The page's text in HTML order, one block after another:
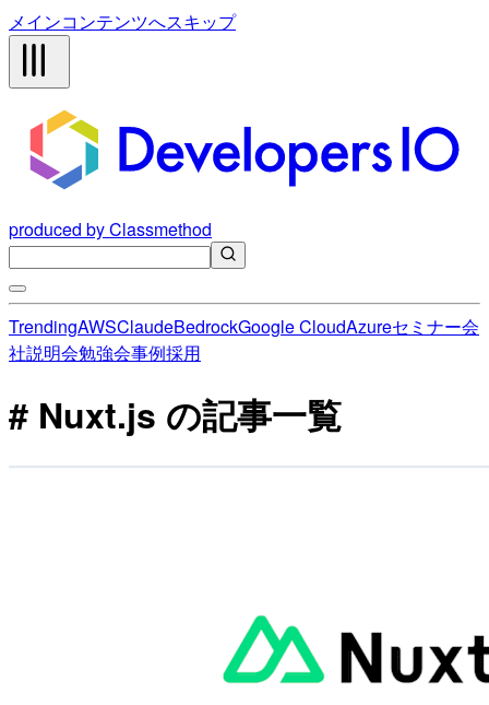
メインコンテンツへスキップ
produced by Classmethod
TrendingAWSClaudeBedrockGoogle CloudAzureセミナー会
社説明会勉強会事例採用
# Nuxt.js の記事一覧